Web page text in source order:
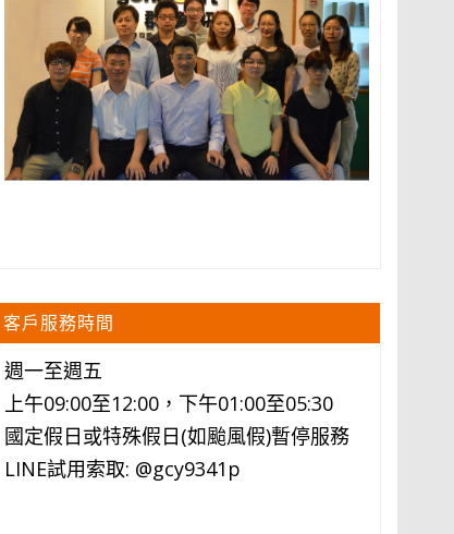
客戶服務時間
週一至週五
上午09:00至12:00，下午01:00至05:30
國定假日或特殊假日(如颱風假)暫停服務
LINE試用索取: @gcy9341p